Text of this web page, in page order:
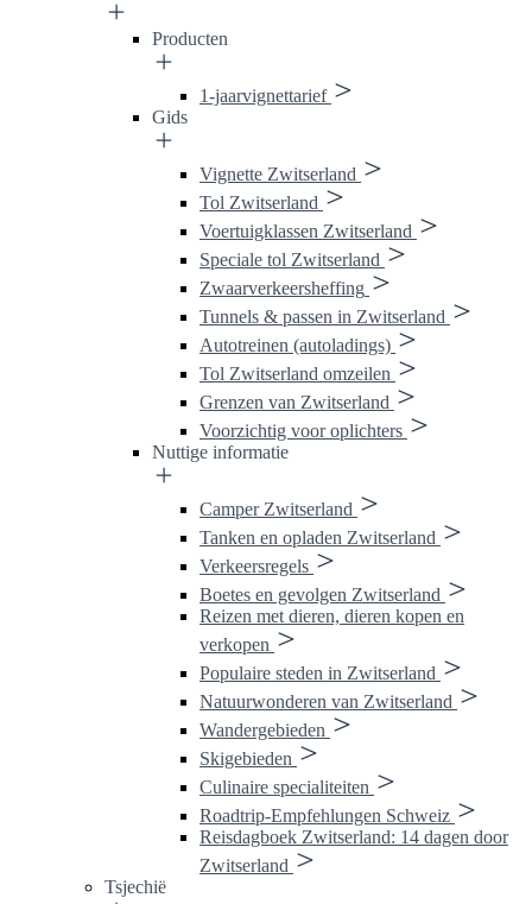
Producten
1-jaarvignettarief
Gids
Vignette Zwitserland
Tol Zwitserland
Voertuigklassen Zwitserland
Speciale tol Zwitserland
Zwaarverkeersheffing
Tunnels & passen in Zwitserland
Autotreinen (autoladings)
Tol Zwitserland omzeilen
Grenzen van Zwitserland
Voorzichtig voor oplichters
Nuttige informatie
Camper Zwitserland
Tanken en opladen Zwitserland
Verkeersregels
Boetes en gevolgen Zwitserland
Reizen met dieren, dieren kopen en
verkopen
Populaire steden in Zwitserland
Natuurwonderen van Zwitserland
Wandergebieden
Skigebieden
Culinaire specialiteiten
Roadtrip-Empfehlungen Schweiz
Reisdagboek Zwitserland: 14 dagen door
Zwitserland
Tsjechië